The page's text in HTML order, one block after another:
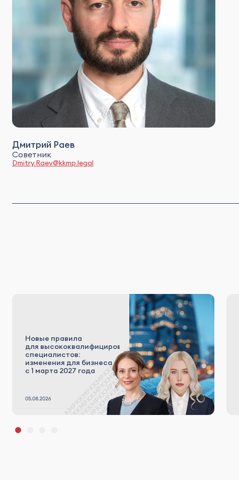
Дмитрий Раев
Советник
Dmitry.Raev@kkmp.legal
Новые правила
для высококвалифицированных
специалистов:
изменения для бизнеса
с 1 марта 2027 года